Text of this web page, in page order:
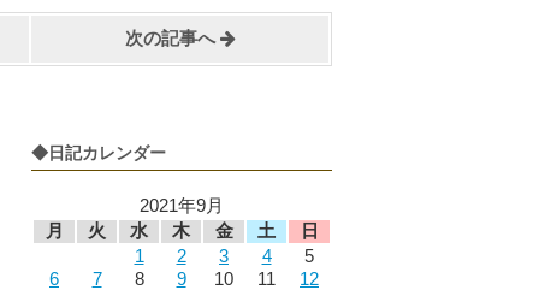
次の記事へ
◆日記カレンダー
2021年9月
月
火 水 木 金 土
日
1
2 3 4
5
6
7 8 9 10 11
12